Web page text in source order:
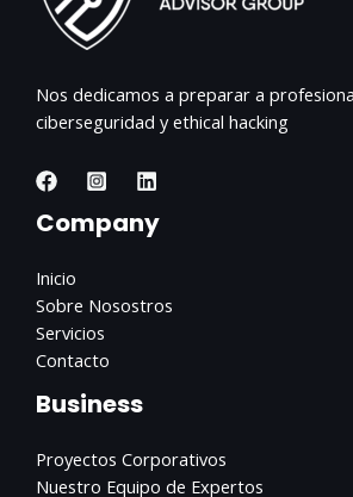
Nos dedicamos a preparar a
ciberseguridad y ethical hacking
Company
Inicio
Sobre Nosostros
Servicios
Contacto
Business
Proyectos Corporativos
Nuestro Equipo de Expertos